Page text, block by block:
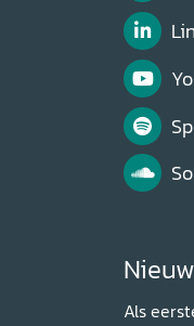
Als